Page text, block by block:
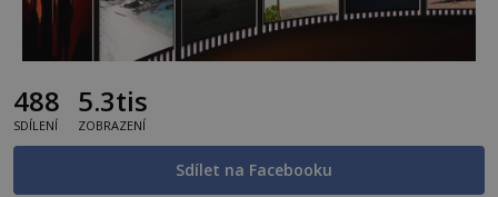
488
SDÍLENÍ
5.3tis
ZOBRAZENÍ
Sdílet na Facebooku